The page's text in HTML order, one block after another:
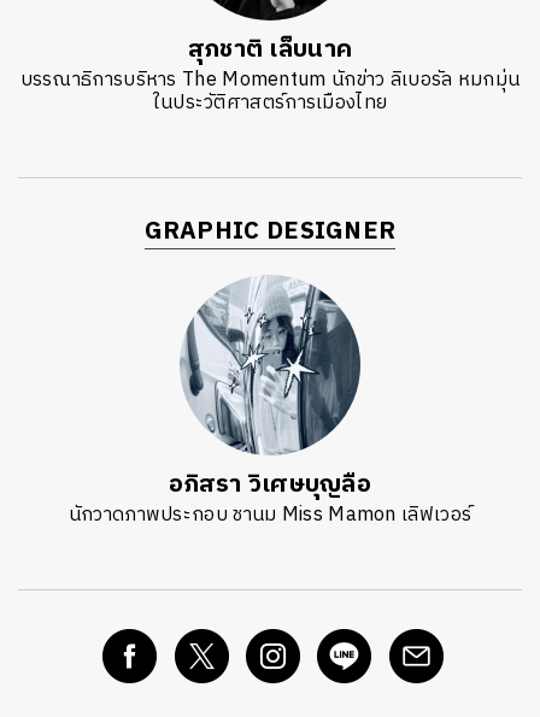
สุภชาติ เล็บนาค
บรรณาธิการบริหาร The Momentum นักข่าว ลิเบอรัล หมกมุ่น
ในประวัติศาสตร์การเมืองไทย
GRAPHIC DESIGNER
อภิสรา วิเศษบุญลือ
นักวาดภาพประกอบ ชานม Miss Mamon เลิฟเวอร์